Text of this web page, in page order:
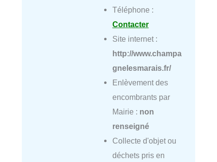
Téléphone :
Contacter
Site internet :
http://www.champa
gnelesmarais.fr/
Enlèvement des
encombrants par
Mairie : non
renseigné
Collecte d'objet ou
déchets pris en